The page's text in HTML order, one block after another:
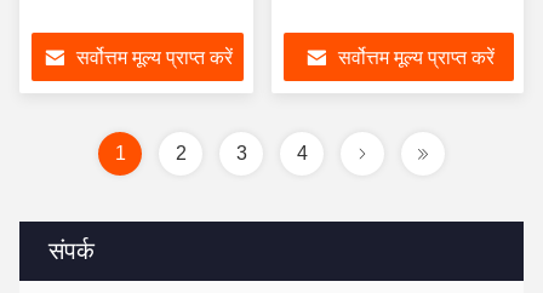
संपर्क
सर्वोत्तम मूल्य प्राप्त करें सर्वोत्तम मूल्य प्राप्त करें
1 2 3 4